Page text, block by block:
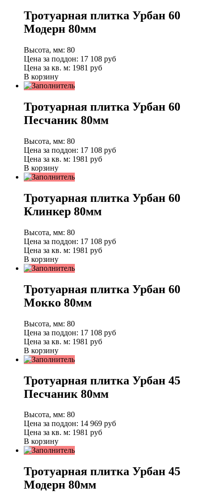
Тротуарная плитка Урбан 60
Модерн 80мм
Высота, мм: 80
Цена за поддон: 17 108 руб
Цена за кв. м: 1981 руб
В корзину
Тротуарная плитка Урбан 60
Песчаник 80мм
Высота, мм: 80
Цена за поддон: 17 108 руб
Цена за кв. м: 1981 руб
В корзину
Тротуарная плитка Урбан 60
Клинкер 80мм
Высота, мм: 80
Цена за поддон: 17 108 руб
Цена за кв. м: 1981 руб
В корзину
Тротуарная плитка Урбан 60
Мокко 80мм
Высота, мм: 80
Цена за поддон: 17 108 руб
Цена за кв. м: 1981 руб
В корзину
Тротуарная плитка Урбан 45
Песчаник 80мм
Высота, мм: 80
Цена за поддон: 14 969 руб
Цена за кв. м: 1981 руб
В корзину
Тротуарная плитка Урбан 45
Модерн 80мм